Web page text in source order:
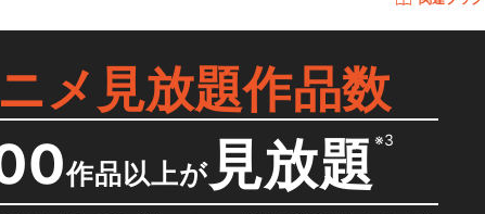
メ見放題作品数
作品以上が 見放題※3